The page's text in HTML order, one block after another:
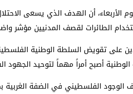
الأربعاء، أن الهدف الذي يسعى
الطائرات لقصف المدنيين مؤشر
على تقويض السلطة الوطنية
أصبح أمراً مهماً لتوحيد الجهود
الفلسطيني في الضفة الغربية